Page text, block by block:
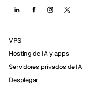
VPS
Hosting de IA y apps
Servidores privados de IA
Desplegar